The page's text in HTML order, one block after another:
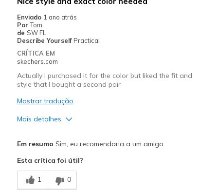
Enviado 1 ano atrás
Por Tom
de SW FL
Describe Yourself Practical
CRÍTICA EM
skechers.com
Actually I purchased it for the color but liked the fit and
style that I bought a second pair
Mostrar tradução
Mais detalhes
Breathe Well
Stylish
Em resumo Sim, eu recomendaria a um amigo
Esta crítica foi útil?
1 0